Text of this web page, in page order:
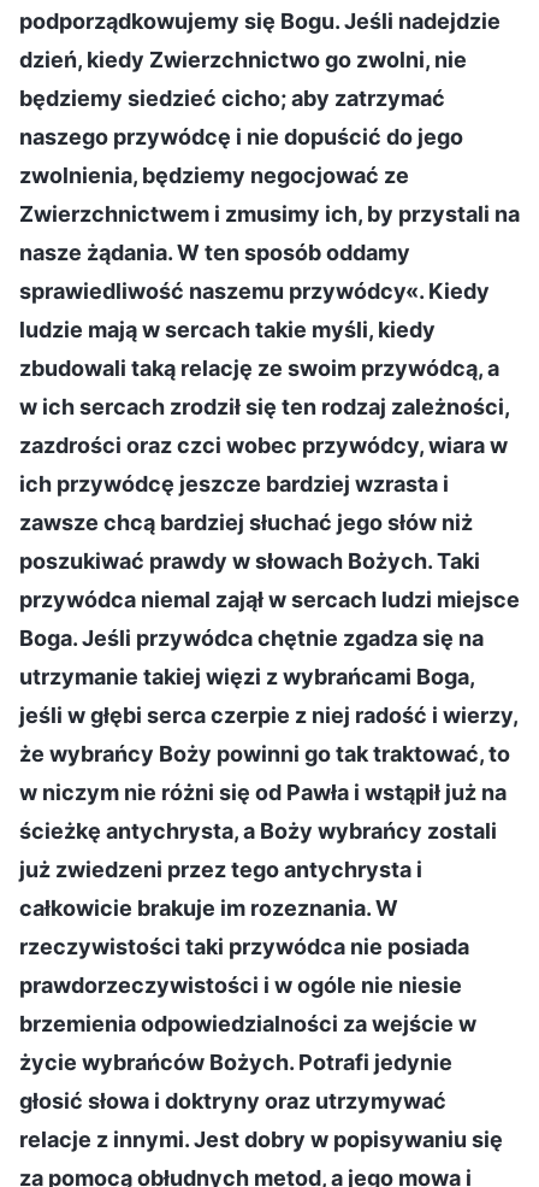
podporządkowujemy się Bogu. Jeśli nadejdzie
dzień, kiedy Zwierzchnictwo go zwolni, nie
będziemy siedzieć cicho; aby zatrzymać
naszego przywódcę i nie dopuścić do jego
zwolnienia, będziemy negocjować ze
Zwierzchnictwem i zmusimy ich, by przystali na
nasze żądania. W ten sposób oddamy
sprawiedliwość naszemu przywódcy«. Kiedy
ludzie mają w sercach takie myśli, kiedy
zbudowali taką relację ze swoim przywódcą, a
w ich sercach zrodził się ten rodzaj zależności,
zazdrości oraz czci wobec przywódcy, wiara w
ich przywódcę jeszcze bardziej wzrasta i
zawsze chcą bardziej słuchać jego słów niż
poszukiwać prawdy w słowach Bożych. Taki
przywódca niemal zajął w sercach ludzi miejsce
Boga. Jeśli przywódca chętnie zgadza się na
utrzymanie takiej więzi z wybrańcami Boga,
jeśli w głębi serca czerpie z niej radość i wierzy,
że wybrańcy Boży powinni go tak traktować, to
w niczym nie różni się od Pawła i wstąpił już na
ścieżkę antychrysta, a Boży wybrańcy zostali
już zwiedzeni przez tego antychrysta i
całkowicie brakuje im rozeznania. W
rzeczywistości taki przywódca nie posiada
prawdorzeczywistości i w ogóle nie niesie
brzemienia odpowiedzialności za wejście w
życie wybrańców Bożych. Potrafi jedynie
głosić słowa i doktryny oraz utrzymywać
relacje z innymi. Jest dobry w popisywaniu się
za pomocą obłudnych metod, a jego mowa i